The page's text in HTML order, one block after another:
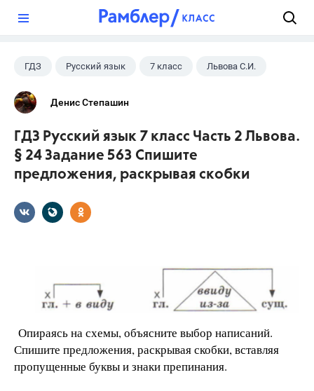
ГДЗ Русский язык 7 класс Львова С.И.
Денис Степашин
ГДЗ Русский язык 7 класс Часть 2 Львова.
§ 24 Задание 563 Спишите
предложения, раскрывая скобки
Опираясь на схемы, объясните выбор написаний.
Спишите предложения, раскрывая скобки, вставляя
пропущенные буквы и знаки препинания.